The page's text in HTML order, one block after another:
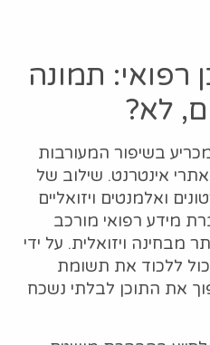
רפואי: תמונה
לא?
בשיפור המעורבות
אינטרנט. שילוב של
ואלמנטים ויזואליים
מידע רפואי מורכב
מבחינה ויזואלית. על ידי
ללכוד את תשומת
את התוכן לבלתי נשכח